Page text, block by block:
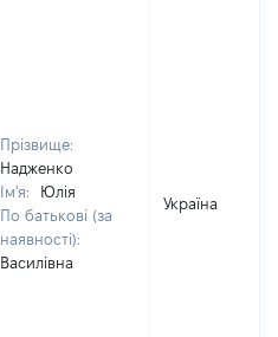
Прізвище:
Надженко
Ім'я:
Юлія
По батькові (за
наявності):
Василівна
Україна